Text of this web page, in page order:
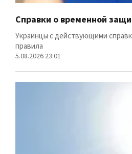
Справки о временной
Украинцы с действующими
правила
5.08.2026 23:01